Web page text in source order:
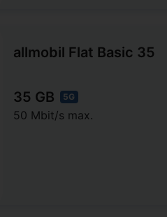
allmobil Flat Basic 35
35 GB 5G
50 Mbit/s max.